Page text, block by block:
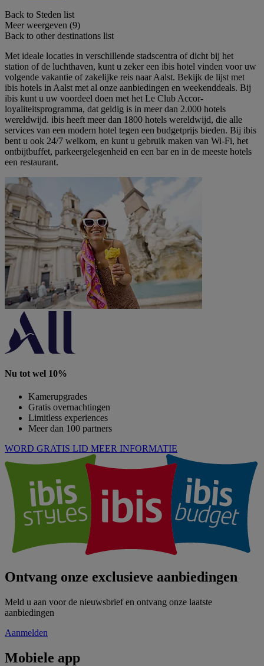
Back to Steden list
Meer weergeven (9)
Back to other destinations list
Met ideale locaties in verschillende stadscentra of dicht bij het
station of de luchthaven, kunt u zeker een ibis hotel vinden voor uw
volgende vakantie of zakelijke reis naar Aalst. Bekijk de lijst met
ibis hotels in Aalst met al onze aanbiedingen en weekenddeals. Bij
ibis kunt u uw voordeel doen met het Le Club Accor-
loyaliteitsprogramma, dat geldig is in meer dan 2.000 hotels
wereldwijd. ibis heeft meer dan 1800 hotels wereldwijd, die alle
services van een modern hotel tegen een budgetprijs bieden. Bij ibis
bent u ook 24/7 welkom, en kunt u gebruik maken van Wi-Fi, het
ontbijtbuffet, parkeergelegenheid en een bar en in de meeste hotels
een restaurant.
Nu tot wel 10%
Kamerupgrades
Gratis overnachtingen
Limitless experiences
Meer dan 100 partners
WORD GRATIS LID MEER INFORMATIE
Ontvang onze exclusieve aanbiedingen
Meld u aan voor de nieuwsbrief en ontvang onze laatste
aanbiedingen
Aanmelden
Mobiele app